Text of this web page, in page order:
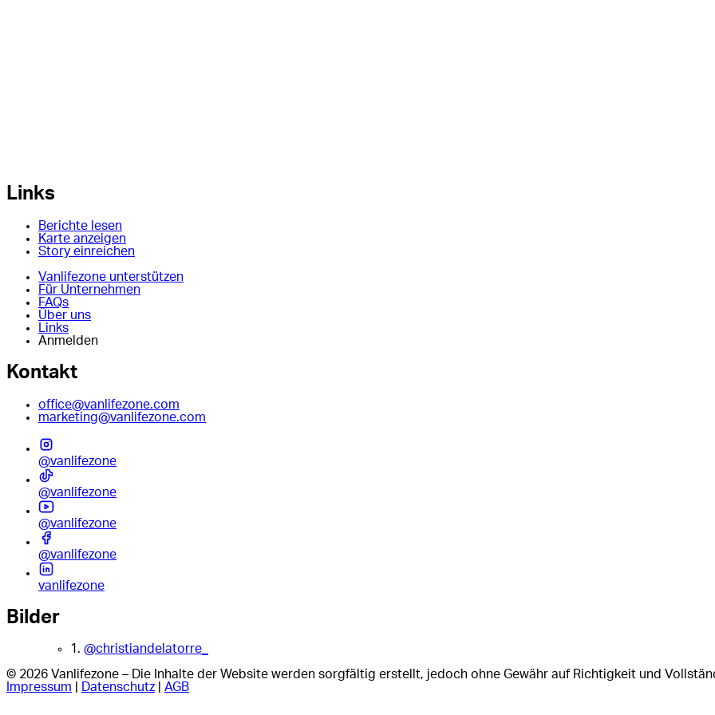
Links
Berichte lesen
Karte anzeigen
Story einreichen
Vanlifezone unterstützen
Für Unternehmen
FAQs
Über uns
Links
Anmelden
Kontakt
office@vanlifezone.com
marketing@vanlifezone.com
@vanlifezone
@vanlifezone
@vanlifezone
@vanlifezone
vanlifezone
Bilder
1. @christiandelatorre_
© 2026 Vanlifezone – Die Inhalte der Website werden sorgfältig erstellt, jedoch ohne Gewähr auf Richtigkeit und
Impressum
Datenschutz| AGB